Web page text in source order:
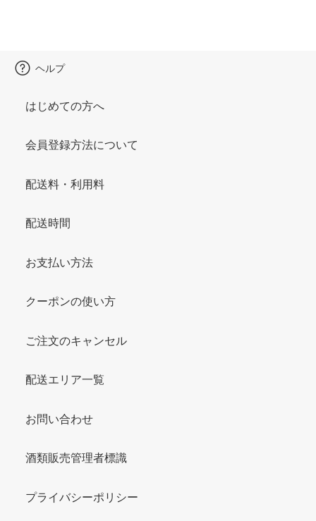
ヘルプ
はじめての方へ
会員登録方法について
配送料・利用料
配送時間
お支払い方法
クーポンの使い方
ご注文のキャンセル
配送エリア一覧
お問い合わせ
酒類販売管理者標識
プライバシーポリシー